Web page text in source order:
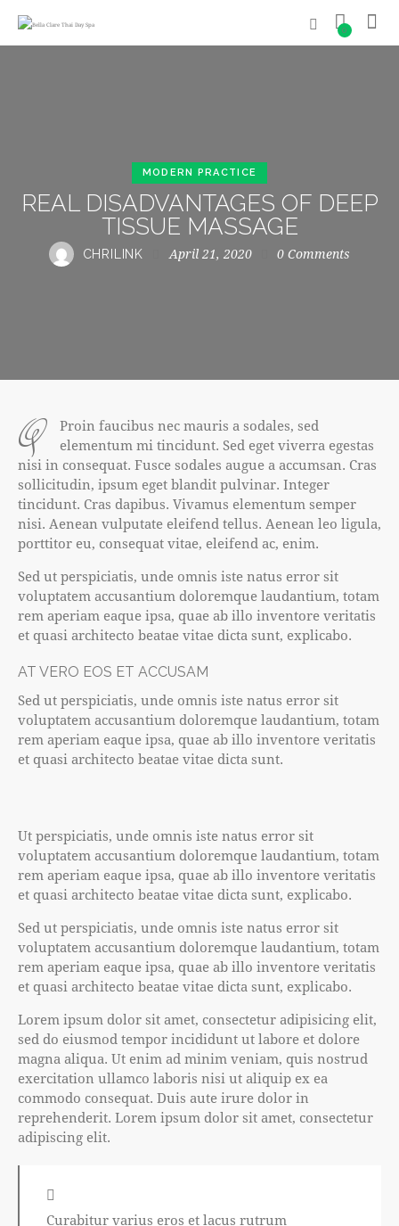
0
MODERN PRACTICE
REAL DISADVANTAGES OF DEEP
TISSUE MASSAGE
CHRILINK April 21, 2020 0 Comments
q
Proin faucibus nec mauris a sodales, sed
elementum mi tincidunt. Sed eget viverra egestas
nisi in consequat. Fusce sodales augue a accumsan. Cras
sollicitudin, ipsum eget blandit pulvinar. Integer
tincidunt. Cras dapibus. Vivamus elementum semper
nisi. Aenean vulputate eleifend tellus. Aenean leo ligula,
porttitor eu, consequat vitae, eleifend ac, enim.
Sed ut perspiciatis, unde omnis iste natus error sit
voluptatem accusantium doloremque laudantium, totam
rem aperiam eaque ipsa, quae ab illo inventore veritatis
et quasi architecto beatae vitae dicta sunt, explicabo.
AT VERO EOS ET ACCUSAM
Sed ut perspiciatis, unde omnis iste natus error sit
voluptatem accusantium doloremque laudantium, totam
rem aperiam eaque ipsa, quae ab illo inventore veritatis
et quasi architecto beatae vitae dicta sunt.
Ut perspiciatis, unde omnis iste natus error sit
voluptatem accusantium doloremque laudantium, totam
rem aperiam eaque ipsa, quae ab illo inventore veritatis
et quasi architecto beatae vitae dicta sunt, explicabo.
Sed ut perspiciatis, unde omnis iste natus error sit
voluptatem accusantium doloremque laudantium, totam
rem aperiam eaque ipsa, quae ab illo inventore veritatis
et quasi architecto beatae vitae dicta sunt, explicabo.
Lorem ipsum dolor sit amet, consectetur adipisicing elit,
sed do eiusmod tempor incididunt ut labore et dolore
magna aliqua. Ut enim ad minim veniam, quis nostrud
exercitation ullamco laboris nisi ut aliquip ex ea
commodo consequat. Duis aute irure dolor in
reprehenderit. Lorem ipsum dolor sit amet, consectetur
adipiscing elit.
Curabitur varius eros et lacus rutrum